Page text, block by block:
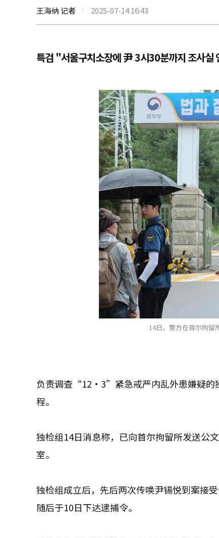
王海纳 记者 2025-07-14 16:43
특검 "서울구치소장에 尹 3시30분까지 조사실
14日，警方在首尔拘留所前部
负责调查“12·3”紧急戒严内乱外患嫌疑的
程。
独检组14日消息称，已向首尔拘留所发送公
室。
独检组成立后，先后两次传唤尹锡悦到案接
随后于10日下达逮捕令。